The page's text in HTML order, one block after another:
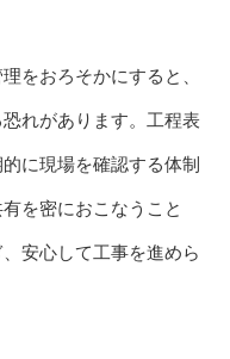
をおろそかにすると、
れがあります。工程表
に現場を確認する体制
を密におこなうこと
安心して工事を進めら